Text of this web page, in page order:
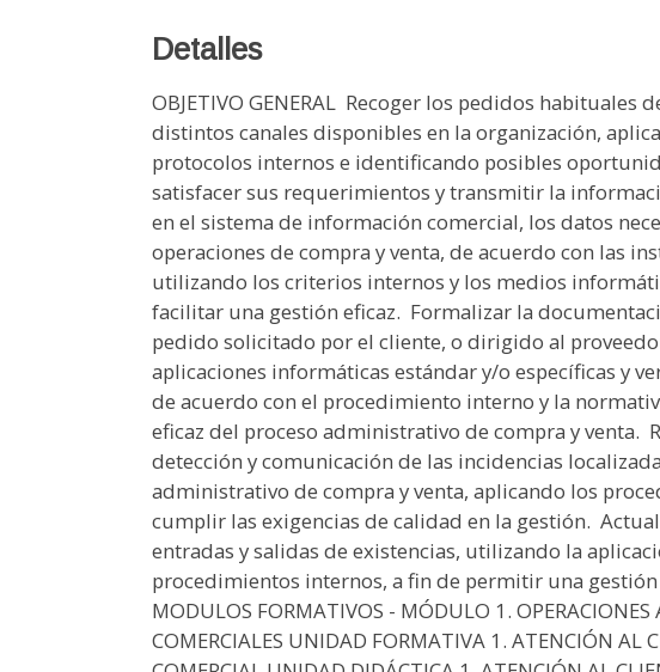
Detalles
OBJETIVO GENERAL  Recoger los pedidos habituales de los clientes por los distintos canales disponibles en la organización, aplicando los procedimientos y protocolos internos e identificando posibles oportunidades de negocio, a fin de satisfacer sus requerimientos y transmitir la información facilitada.  Registrar en el sistema de información comercial, los datos necesarios para las operaciones de compra y venta, de acuerdo con las instrucciones recibidas, utilizando los criterios internos y los medios informáticos y telemáticos, para facilitar una gestión eficaz.  Formalizar la documentación correspondiente al pedido solicitado por el cliente, o dirigido al proveedor, utilizando las aplicaciones informáticas estándar y/o específicas y verificando su corrección, de acuerdo con el procedimiento interno y la normativa vigente, para la gestión eficaz del proceso administrativo de compra y venta.  Realizar los trámites de detección y comunicación de las incidencias localizadas en el proceso administrativo de compra y venta, aplicando los procedimientos internos para cumplir las exigencias de calidad en la gestión.  Actualizar la información de las entradas y salidas de existencias, utilizando la aplicación informáticas y los procedimientos internos, a fin de permitir una gestión eficaz de stocks. MODULOS FORMATIVOS - MÓDULO 1. OPERACIONES ADMINISTRATIVAS COMERCIALES UNIDAD FORMATIVA 1. ATENCIÓN AL CLIENTE EN EL PROCESO COMERCIAL UNIDAD DIDÁCTICA 1. ATENCIÓN AL CLIENTE EN LAS OPERACIONES DE COMPRAVENTA El departamento comercial: Procedimiento de comunicación comercial: Identificación del perfil psicológico de los distintos clientes: Relación con el cliente a través de distintos canales:  Criterios de calidad en la atención al cliente: satisfacción del cliente. Aplicación de la confidencialidad en la atención al cliente. UNIDAD DIDÁCTICA 2. COMUNICACIÓN DE INFORMACIÓN COMERCIAL EN LOS PROCESOS DE COMPRAVENTA. El proceso de compraventa como comunicación: La venta telefónica: UNIDAD DIDÁCTICA 3. ADAPTACIÓN DE LA COMUNICACIÓN COMERCIAL AL TELEMARKETING. Aspectos básicos del Telemarketing: La operativa general del teleoperador: Técnicas de venta: Cierre de la venta: UNIDAD DIDÁCTICA 4. TRAMITACIÓN EN LOS SERVICIOS DE POSTVENTA. Seguimiento comercial: concepto. Fidelización de la clientela: Identificación de quejas y reclamaciones. Procedimiento de reclamaciones y quejas: Valoración de los parámetros de calidad del servicio y su importancia o consecuencias de su no existencia. Aplicación de la confidencialidad a la atención prestada en los servicios de postventa. UNIDAD FORMATIVA 2. GESTIÓN ADMINISTRATIVA DEL PROCESO COMERCIAL UNIDAD DIDÁCTICA 1. TRAMITACIÓN ADMINISTRATIVA DEL PROCEDIMIENTO DE OPERACIONES DE COMPRA-VENTA CONVENCIONAL. Selección de proveedores: Criterios de selección. Gestión administrativa del seguimiento de clientes: Identificación de documentos básicos:- Confección y cumplimentación de documentación administrativa en operaciones de compraventa. Identificación y cálculo comercial en las operaciones de compra y venta: Cotejo de los datos de los documentos formalizados con: los precedentes, los datos proporcionados por clientes-proveedores. Tramitación y gestión de las incidencias detectadas en el procedimiento administrativo de compra-venta: Aplicación de la normativa vigente en materia de actualización, seguridad y confidencialidad. UNIDAD DIDÁCTICA 2. APLICACIÓN DE LA NORMATIVA MERCANTIL Y FISCAL VIGENTE EN LAS